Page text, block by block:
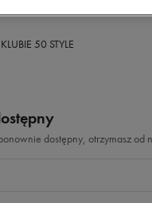
KLUBIE 50 STYLE
dostępny, otrzymasz od